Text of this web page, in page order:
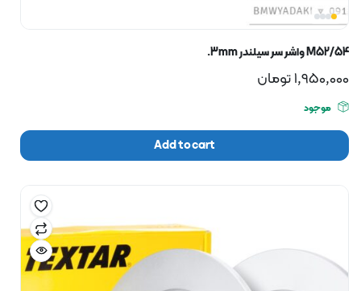
M52/54 واشر سر سیلندر 3mm.
1,950,000تومان
موجود
Add to cart